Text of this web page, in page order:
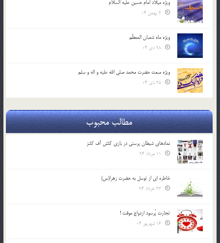
ویژه میلاد امام حسین علیه السلام
ویژه ماه شعبان المعظّم
ویژه مبعث حضرت محمد صلی الله علیه و اله و سلم
مطالب محبوب
نمادهای شیطان پرستی در بازی کلش آف کلنز
خاطره ای از توسل به حضرت زهرا(س)
تجارت پُرسود ازدواج موقت !